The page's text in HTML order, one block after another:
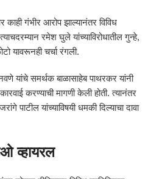
गंभीर आरोप झाल्यानंतर विविध
रमेश घुले यांच्याविरोधातील गुन्हे,
यावरूनही चर्चा रंगली.
यांचे समर्थक बाळासाहेब पाथरकर यांनी
करण्याची मागणी केली होती. त्यानंतर
पाटील यांच्याविषयी धमकी दिल्याचा दावा
व्हायरल